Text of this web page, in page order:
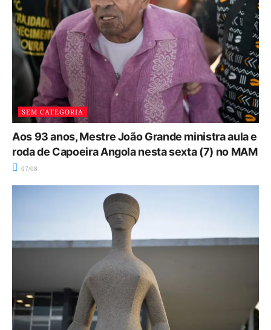
SEM CATEGORIA
Aos 93 anos, Mestre João Grande ministra aula e
roda de Capoeira Angola nesta sexta (7) no MAM
07/08